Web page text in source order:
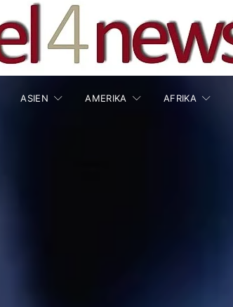
ASIEN AMERIKA AFRIKA